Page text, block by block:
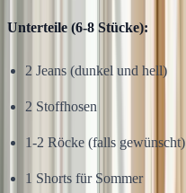
Unterteile (6-8 Stücke):
2 Jeans (dunkel und hell)
2 Stoffhosen
1-2 Röcke (falls gewünscht)
1 Shorts für Sommer